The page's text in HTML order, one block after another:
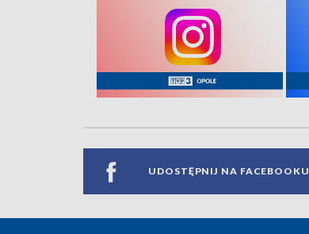
UDOSTĘPNIJ NA FACEBOOKU